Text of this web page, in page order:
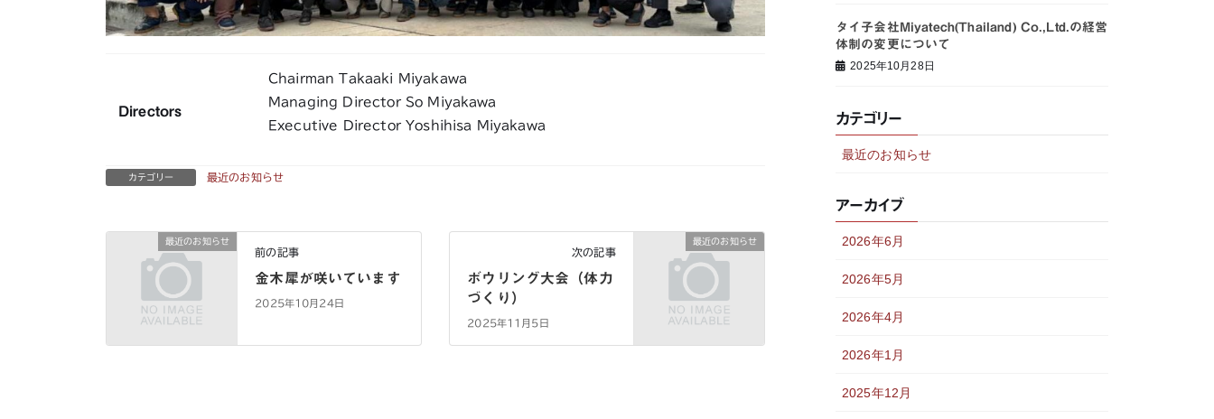
Directors
Chairman Takaaki Miyakawa
Managing Director So Miyakawa
Executive Director Yoshihisa Miyakawa
カテゴリー 最近のお知らせ
最近のお知らせ
前の記事
金木犀が咲いています
2025年10月24日
最近のお知らせ
次の記事
ボウリング大会（体力
づくり）
2025年11月5日
タイ子会社Miyatech(Thailand) Co.,Ltd.の経営
体制の変更について
2025年10月28日
カテゴリー
最近のお知らせ
アーカイブ
2026年6月
2026年5月
2026年4月
2026年1月
2025年12月